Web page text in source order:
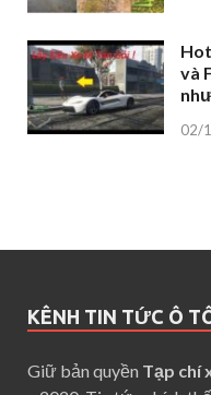
và
02/
KÊNH TIN TỨC Ô
Giữ bản quyền Tạp chí